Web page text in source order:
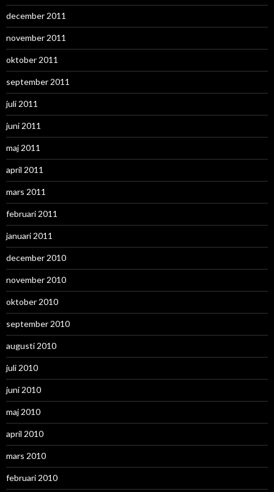
december 2011
november 2011
oktober 2011
september 2011
juli 2011
juni 2011
maj 2011
april 2011
mars 2011
februari 2011
januari 2011
december 2010
november 2010
oktober 2010
september 2010
augusti 2010
juli 2010
juni 2010
maj 2010
april 2010
mars 2010
februari 2010